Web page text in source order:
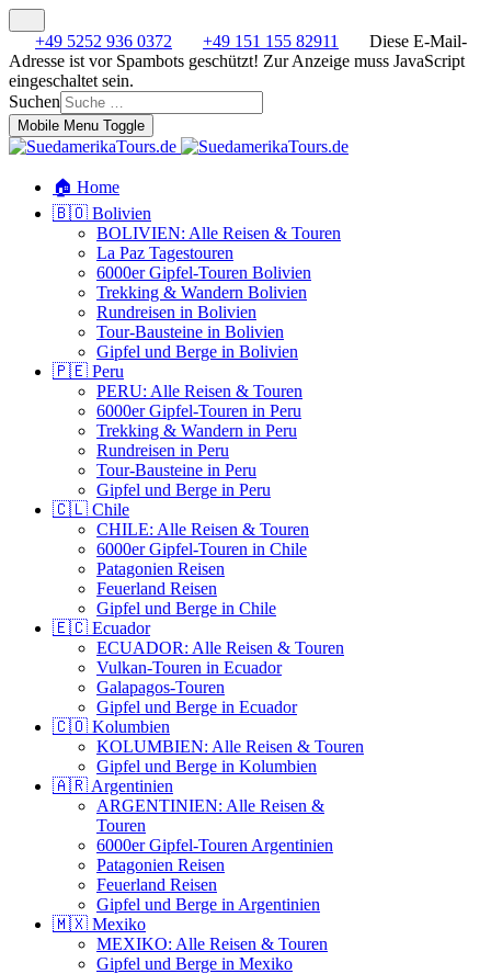
+49 5252 936 0372 +49 151 155 82911
Diese E-Mail-
Adresse ist vor Spambots geschützt! Zur Anzeige muss JavaScript
eingeschaltet sein.
Suchen
Mobile Menu Toggle
🏠 Home
🇧🇴 Bolivien
BOLIVIEN: Alle Reisen & Touren
La Paz Tagestouren
6000er Gipfel-Touren Bolivien
Trekking & Wandern Bolivien
Rundreisen in Bolivien
Tour-Bausteine in Bolivien
Gipfel und Berge in Bolivien
🇵🇪 Peru
PERU: Alle Reisen & Touren
6000er Gipfel-Touren in Peru
Trekking & Wandern in Peru
Rundreisen in Peru
Tour-Bausteine in Peru
Gipfel und Berge in Peru
🇨🇱 Chile
CHILE: Alle Reisen & Touren
6000er Gipfel-Touren in Chile
Patagonien Reisen
Feuerland Reisen
Gipfel und Berge in Chile
🇪🇨 Ecuador
ECUADOR: Alle Reisen & Touren
Vulkan-Touren in Ecuador
Galapagos-Touren
Gipfel und Berge in Ecuador
🇨🇴 Kolumbien
KOLUMBIEN: Alle Reisen & Touren
Gipfel und Berge in Kolumbien
🇦🇷 Argentinien
ARGENTINIEN: Alle Reisen &
Touren
6000er Gipfel-Touren Argentinien
Patagonien Reisen
Feuerland Reisen
Gipfel und Berge in Argentinien
🇲🇽 Mexiko
MEXIKO: Alle Reisen & Touren
Gipfel und Berge in Mexiko